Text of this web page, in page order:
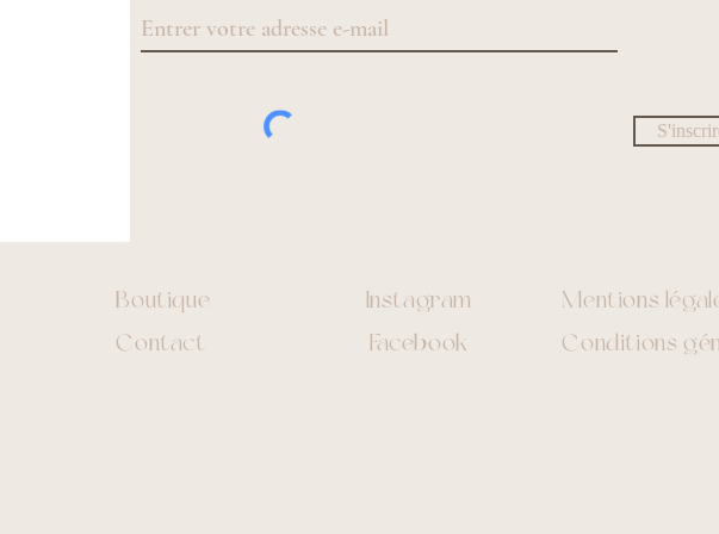
Boutique
Contact
Instagram
Facebook
Mentions
Conditions